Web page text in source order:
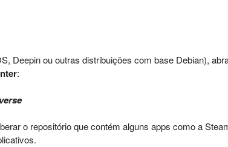
Deepin ou outras distribuições com base Debian),
:
o repositório que contém alguns apps como a